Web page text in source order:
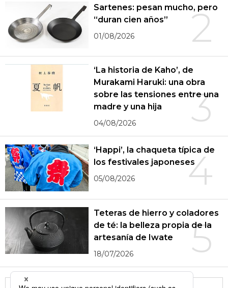
2
Sartenes: pesan mucho, pero
“duran cien años”
01/08/2026
3
‘La historia de Kaho’, de
Murakami Haruki: una obra
sobre las tensiones entre una
madre y una hija
04/08/2026
4
‘Happi’, la chaqueta típica de
los festivales japoneses
05/08/2026
5
Teteras de hierro y coladores
de té: la belleza propia de la
artesanía de Iwate
18/07/2026